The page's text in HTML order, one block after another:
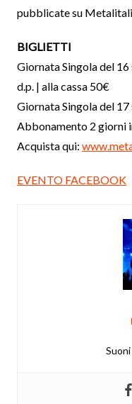
pubblicate su
BIGLIETTI
Giornata Singola del
d.p. | alla cassa 50€
Giornata Singola del
Abbonamento 2 giorni
Acquista qui:
EVENTO FACEBOOK